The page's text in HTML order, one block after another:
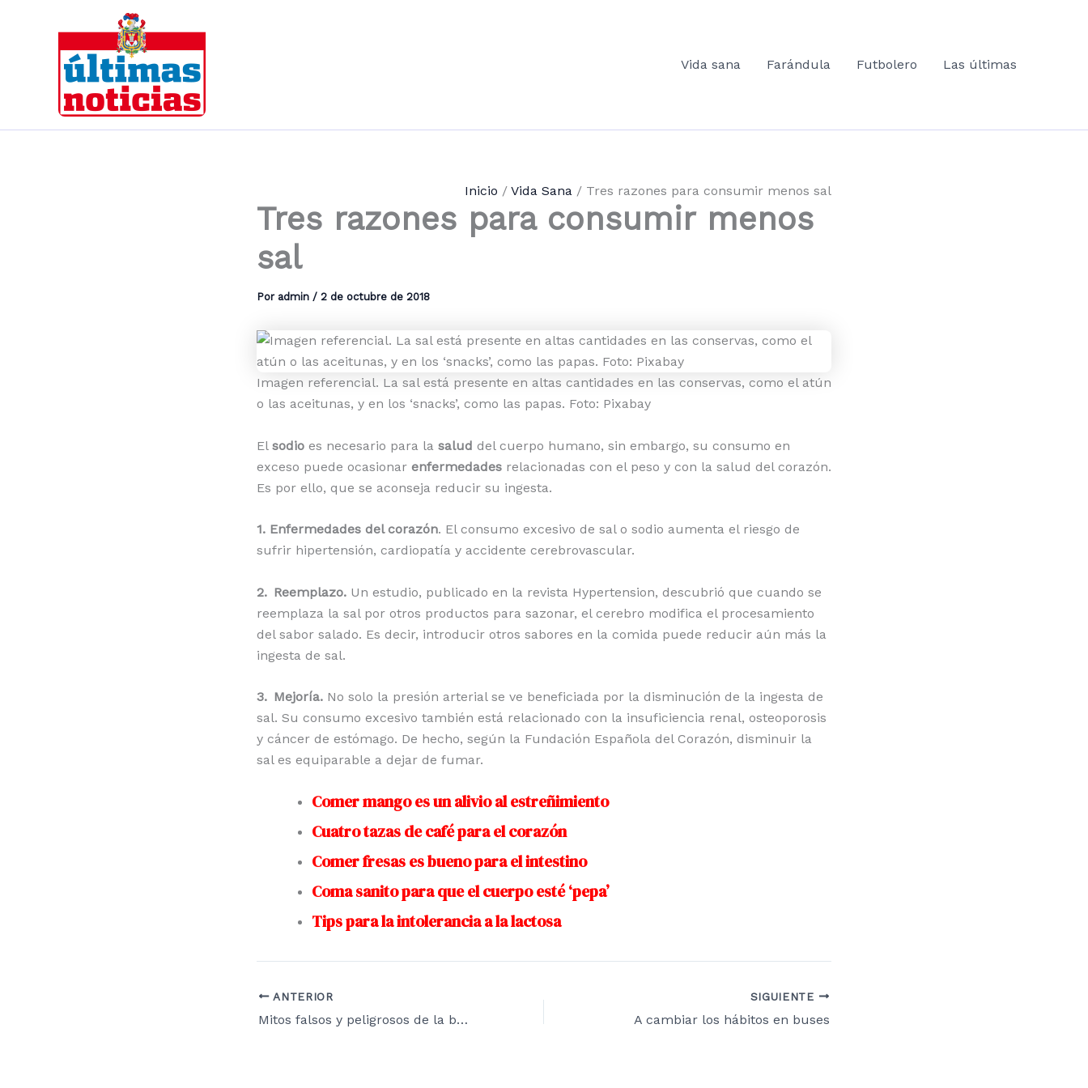
contenido
Vida sana
Farándula Futbolero Las últimas
Inicio Vida Sana Tres razones para consumir menos sal
Tres razones para consumir menos
sal
Por admin / 2 de octubre de 2018
Imagen referencial. La sal está presente en altas cantidades en las conservas, como el atún
o las aceitunas, y en los ‘snacks’, como las papas. Foto: Pixabay
El sodio es necesario para la salud del cuerpo humano, sin embargo, su consumo en
exceso puede ocasionar enfermedades relacionadas con el peso y con la salud del corazón.
Es por ello, que se aconseja reducir su ingesta.
1. Enfermedades del corazón. El consumo excesivo de sal o sodio aumenta el riesgo de
sufrir hipertensión, cardiopatía y accidente cerebrovascular.
2. Reemplazo. Un estudio, publicado en la revista Hypertension, descubrió que cuando se
reemplaza la sal por otros productos para sazonar, el cerebro modifica el procesamiento
del sabor salado. Es decir, introducir otros sabores en la comida puede reducir aún más la
ingesta de sal.
3. Mejoría. No solo la presión arterial se ve beneficiada por la disminución de la ingesta de
sal. Su consumo excesivo también está relacionado con la insuficiencia renal, osteoporosis
y cáncer de estómago. De hecho, según la Fundación Española del Corazón, disminuir la
sal es equiparable a dejar de fumar.
Comer mango es un alivio al estreñimiento
Cuatro tazas de café para el corazón
Comer fresas es bueno para el intestino
Coma sanito para que el cuerpo esté ‘pepa’
Tips para la intolerancia a la lactosa
ANTERIOR
Mitos falsos y peligrosos de la belleza
SIGUIENTE
A cambiar los hábitos en buses